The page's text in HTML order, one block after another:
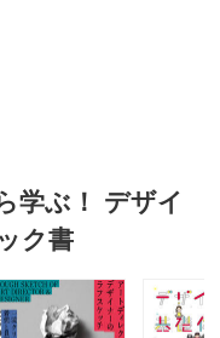
学ぶ！ デザイ
ク書